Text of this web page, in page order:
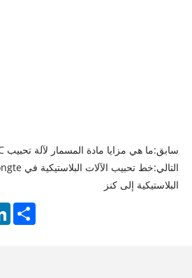
سابق:ما هي مزايا مادة المسمار لآلة تحبيب Yongte WPC؟
التالي:
البلاستيكية إلى كنز
Share